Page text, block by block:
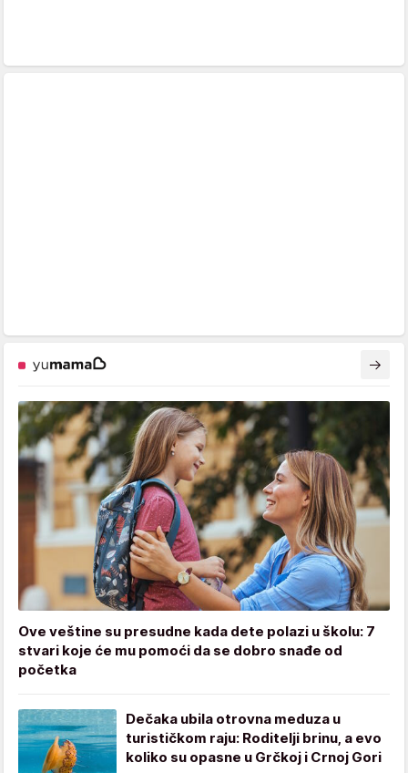
Ove veštine su presudne kada dete polazi u školu: 7
stvari koje će mu pomoći da se dobro snađe od
početka
Dečaka ubila otrovna meduza u
turističkom raju: Roditelji brinu, a evo
koliko su opasne u Grčkoj i Crnoj Gori